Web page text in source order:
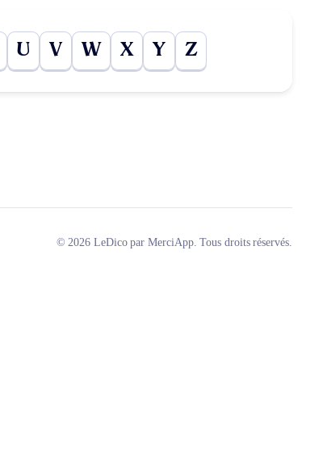
U V W X Y Z
© 2026 LeDico par MerciApp. Tous droits réservés.